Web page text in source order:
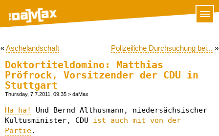
«Aschelandschaft Polizeiliche Durchsuchung bei... »
Doktortiteldomino: Matthias
Pröfrock, Vorsitzender der CDU in
Stuttgart
Thursday, 7.7.2011, 09:35 > daMax
Ha ha!
Und Bernd Althusmann, niedersächsischer
Kultusminister, CDU ist auch mit von der
Partie.